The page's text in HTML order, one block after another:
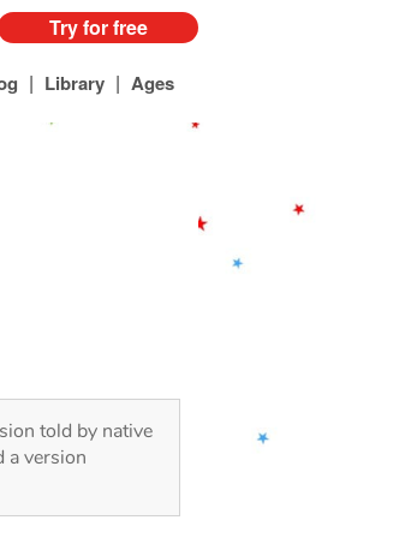
Try for free
| Library | Ages
told by native
a version